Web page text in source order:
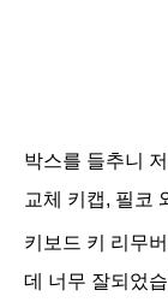
박스를 들추니
교체 키캡, 필코
키보드 키 리무
데 너무 잘되었